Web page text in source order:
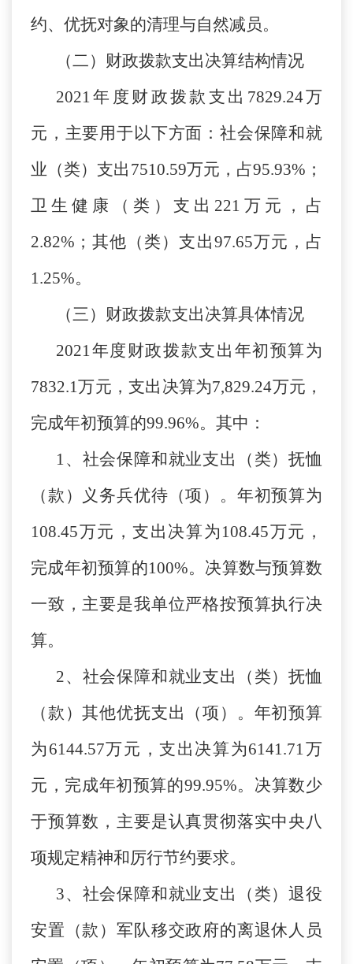
约、优抚对象的清理与自然减员。
（二）财政拨款支出决算结构情况
2021年度财政拨款支出7829.24万
元，主要用于以下方面：社会保障和就
业（类）支出7510.59万元，占95.93%；
卫生健康（类）支出221万元，占
2.82%；其他（类）支出97.65万元，占
1.25%。
（三）财政拨款支出决算具体情况
2021年度财政拨款支出年初预算为
7832.1万元，支出决算为7,829.24万元，
完成年初预算的99.96%。其中：
1、社会保障和就业支出（类）抚恤
（款）义务兵优待（项）。年初预算为
108.45万元，支出决算为108.45万元，
完成年初预算的100%。决算数与预算数
一致，主要是我单位严格按预算执行决
算。
2、社会保障和就业支出（类）抚恤
（款）其他优抚支出（项）。年初预算
为6144.57万元，支出决算为6141.71万
元，完成年初预算的99.95%。决算数少
于预算数，主要是认真贯彻落实中央八
项规定精神和厉行节约要求。
3、社会保障和就业支出（类）退役
安置（款）军队移交政府的离退休人员